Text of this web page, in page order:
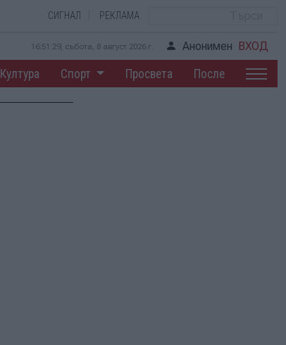
СИГНАЛ РЕКЛАМА
16:51:30, събота, 8 август 2026 г. Анонимен ВХОД
Култура Спорт Просвета После